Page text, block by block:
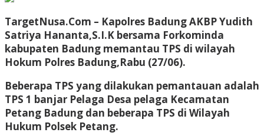
TargetNusa.Com – Kapolres Badung AKBP Yudith
Satriya Hananta,S.I.K bersama Forkominda
kabupaten Badung memantau TPS di wilayah
Hokum Polres Badung,Rabu (27/06).
Beberapa TPS yang dilakukan pemantauan adalah
TPS 1 banjar Pelaga Desa pelaga Kecamatan
Petang Badung dan beberapa TPS di Wilayah
Hukum Polsek Petang.